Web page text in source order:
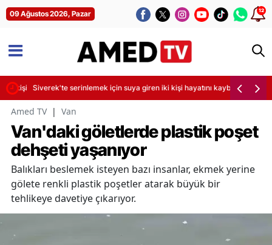
09 Ağustos 2026, Pazar 12
kişi yaralandı
Siverek'te serinlemek için suya giren iki kişi hayatını kaybetti
Amed TV | Van
Van'daki göletlerde plastik poşet
dehşeti yaşanıyor
Balıkları beslemek isteyen bazı insanlar, ekmek yerine
gölete renkli plastik poşetler atarak büyük bir
tehlikeye davetiye çıkarıyor.